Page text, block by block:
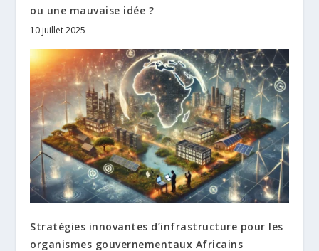
ou une mauvaise idée ?
10 juillet 2025
Stratégies innovantes d’infrastructure pour les
organismes gouvernementaux Africains